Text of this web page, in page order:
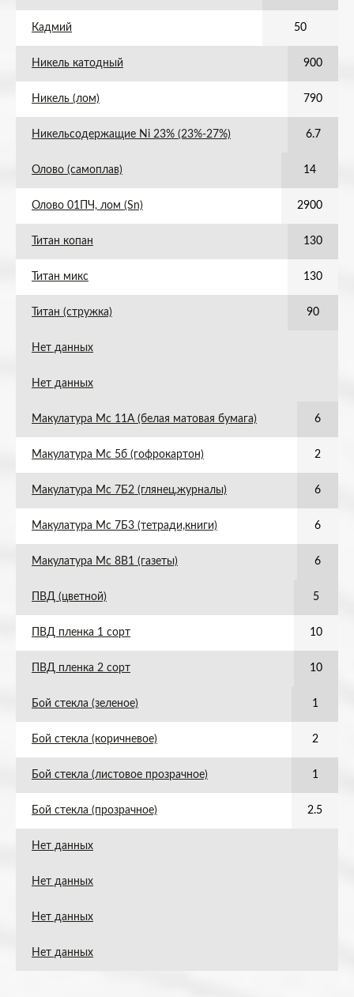
Кадмий 50
Никель катодный 900
Никель (лом) 790
Никельсодержащие Ni 23% (23%-27%) 6.7
Олово (самоплав) 14
Олово 01ПЧ, лом (Sn) 2900
Титан копан 130
Титан микс 130
Титан (стружка) 90
Нет данных
Нет данных
Макулатура Мс 11А (белая матовая бумага) 6
Макулатура Мс 5б (гофрокартон) 2
Макулатура Мс 7Б2 (глянец,журналы) 6
Макулатура Мс 7Б3 (тетради,книги) 6
Макулатура Мс 8В1 (газеты) 6
ПВД (цветной) 5
ПВД пленка 1 сорт 10
ПВД пленка 2 сорт 10
Бой стекла (зеленое) 1
Бой стекла (коричневое) 2
Бой стекла (листовое прозрачное) 1
Бой стекла (прозрачное) 2.5
Нет данных
Нет данных
Нет данных
Нет данных